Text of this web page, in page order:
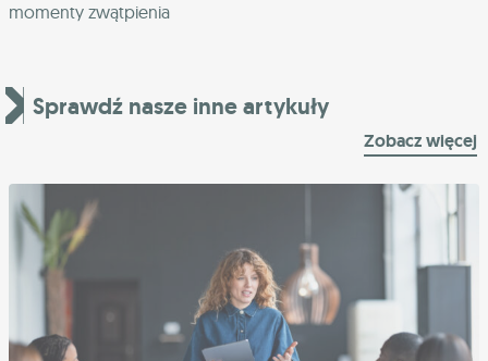
momenty zwątpienia
Sprawdź nasze inne artykuły
Zobacz więcej